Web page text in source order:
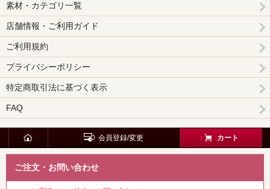
素材・カテゴリ一覧
店舗情報・ご利用ガイド
ご利用規約
プライバシーポリシー
特定商取引法に基づく表示
FAQ
会員登録/変更 カート
ご注文・お問い合わせ